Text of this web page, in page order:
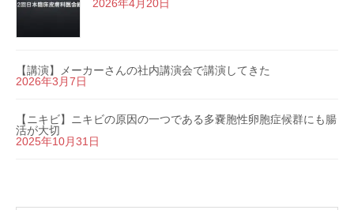
2026年4月20日
【講演】メーカーさんの社内講演会で講演してきた
2026年3月7日
【ニキビ】ニキビの原因の一つである多嚢胞性卵胞症候群にも腸
活が大切
2025年10月31日